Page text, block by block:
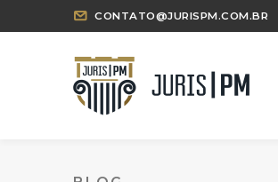
CONTATO@JURISPM.COM.BR